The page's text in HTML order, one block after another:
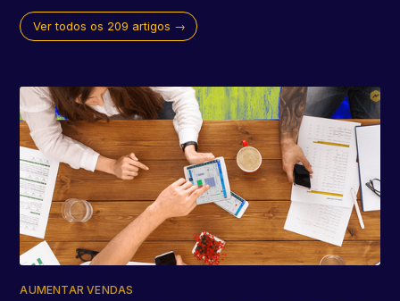
Ver todos os 209 artigos →
AUMENTAR VENDAS